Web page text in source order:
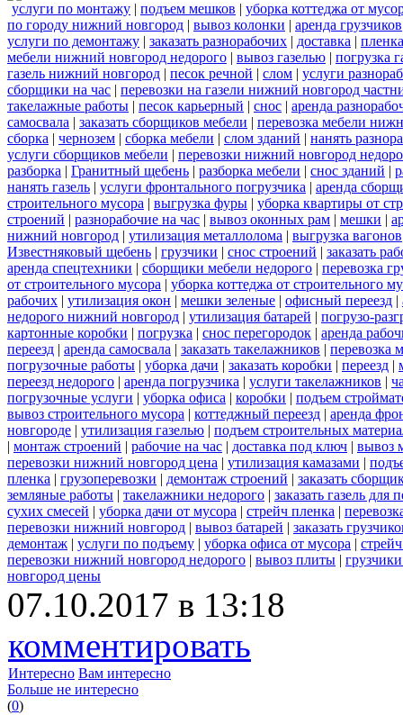
услуги по монтажу | подъем мешков | уборка коттеджа от
по городу нижний новгород | вывоз колонки | аренда грузчиков
услуги по демонтажу | заказать разнорабочих | доставка | пленка
мебели нижний новгород недорого | вывоз газелью | погрузка
газель нижний новгород | песок речной | слом | услуги
сборщики на час | перевозки на газели нижний новгород
такелажные работы | песок карьерный | снос | аренда
самосвала | заказать сборщиков мебели | перевозка мебели
сборка | чернозем | сборка мебели | слом зданий | нанять
услуги сборщиков мебели | перевозки нижний новгород
разборка | Гранитный щебень | разборка мебели | снос зданий |
нанять газель | услуги фронтального погрузчика | аренда
строительного мусора | выгрузка фуры | уборка квартиры от
строений | разнорабочие на час | вывоз оконных рам | мешки |
нижний новгород | утилизация металлолома | выгрузка вагонов
Известняковый щебень | грузчики | снос строений | заказать
аренда спецтехники | сборщики мебели недорого | перевозка
от строительного мусора | уборка коттеджа от строительного
рабочих | утилизация окон | мешки зеленые | офисный переезд |
недорого нижний новгород | утилизация батарей | погрузо-
картонные коробки | погрузка | снос перегородок | аренда
переезд | аренда самосвала | заказать такелажников | перевозка
погрузочные работы | уборка дачи | заказать коробки | переезд |
переезд недорого | аренда погрузчика | услуги такелажников |
погрузочные услуги | уборка офиса | коробки | подъем
вывоз строительного мусора | коттеджный переезд | аренда
новгороде | утилизация газелью | подъем строительных
| монтаж строений | рабочие на час | доставка под ключ | вывоз
перевозки нижний новгород цена | утилизация камазами |
пленка | грузоперевозки | демонтаж строений | заказать
земляные работы | такелажники недорого | заказать газель
сухих смесей | уборка дачи от мусора | стрейч пленка |
перевозки нижний новгород | вывоз батарей | заказать
демонтаж | услуги по подъему | уборка офиса от мусора |
перевозки нижний новгород недорого | вывоз плиты |
новгород цены
07.10.2017 в 13:18
комментировать
Интересно Вам интересно
Больше не интересно
(0)